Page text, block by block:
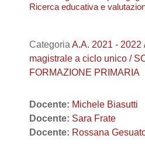
Ricerca educativa e
Categoria A.A. 2021 - 2022
magistrale a ciclo unico /
FORMAZIONE PRIMARIA
Docente: Michele Biasutti
Docente: Sara Frate
Docente: Rossana